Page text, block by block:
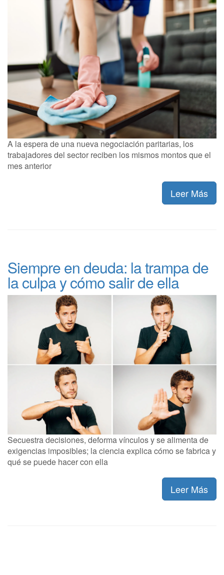
A la espera de una nueva negociación paritarias, los
trabajadores del sector reciben los mismos montos que el
mes anterior
Leer Más
Siempre en deuda: la trampa de
la culpa y cómo salir de ella
Secuestra decisiones, deforma vínculos y se alimenta de
exigencias imposibles; la ciencia explica cómo se fabrica y
qué se puede hacer con ella
Leer Más